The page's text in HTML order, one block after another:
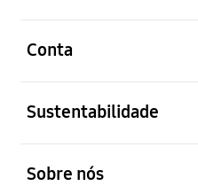
Conta
Sustentabilidade
Sobre nós